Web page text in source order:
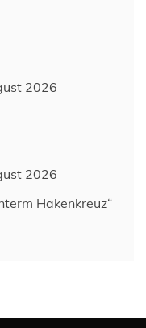
2026
2026
Hakenkreuz“